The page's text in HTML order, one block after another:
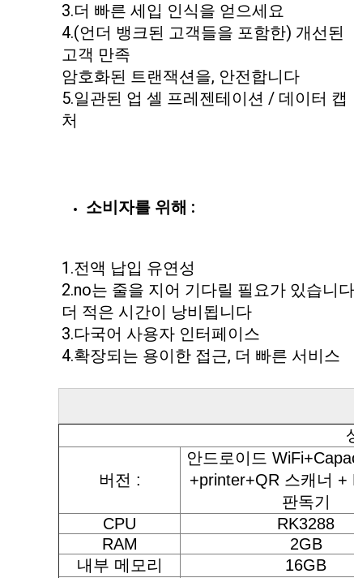
3.더 빠른 세입 인식을 얻으세요
4.(언더 뱅크된 고객들을 포함한) 개선된
고객 만족
암호화된 트랜잭션을, 안전합니다
5.일관된 업 셀 프레젠테이션 / 데이터 캡
처
소비자를 위해 :
1.전액 납입 유연성
2.no는 줄을 지어 기다릴 필요가 있습니
더 적은 시간이 낭비됩니다
3.다국어 사용자 인터페이스
4.확장되는 용이한 접근, 더 빠른 서비스
버전 :
안드로이드
+printer+QR 스캐너 +
판독기
CPU
RK3288
RAM
2GB
내부 메모리
16GB